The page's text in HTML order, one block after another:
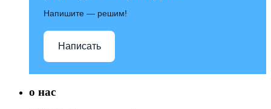
Напишите — решим!
Написать
о нас